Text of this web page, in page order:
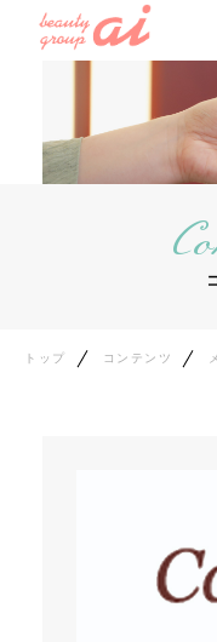
ai
キャ
ご
トップ コンテンツ